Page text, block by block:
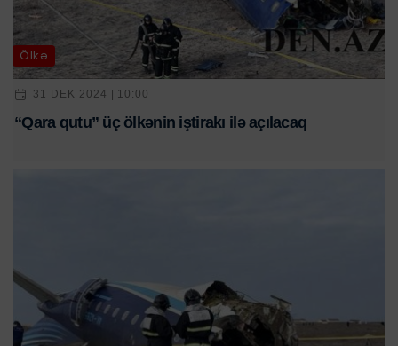
Ölkə
31 DEK 2024 | 10:00
“Qara qutu” üç ölkənin iştirakı ilə açılacaq